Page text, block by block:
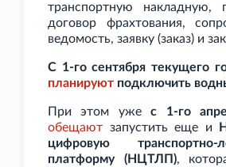
транспортную накладную,
договор фрахтования,
ведомость, заявку (заказ) и
С 1-го сентября текущего
планируют подключить
При этом ужес 1-го
обещают запустить еще и
цифровую транспортно-
платформу (НЦТЛП),